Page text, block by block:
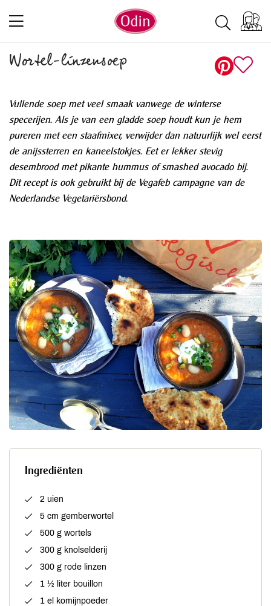
Wortel-linzensoep
Vullende soep met veel smaak vanwege de winterse
specerijen. Als je van een gladde soep houdt kun je hem
pureren met een staafmixer, verwijder dan natuurlijk wel eerst
de anijssterren en kaneelstokjes. Eet er lekker stevig
desembrood met pikante hummus of smashed avocado bij.
Dit recept is ook gebruikt bij de Vegafeb campagne van de
Nederlandse Vegetariërsbond.
Ingrediënten
2 uien
5 cm gemberwortel
500 g wortels
300 g knolselderij
300 g rode linzen
1 ½ liter bouillon
1 el komijnpoeder